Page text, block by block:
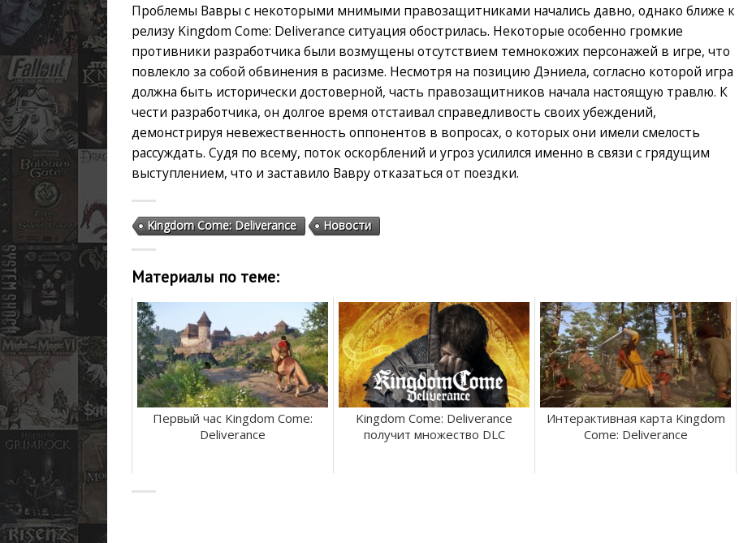
Проблемы Вавры с некоторыми мнимыми правозащитниками начались давно, однако ближе к
релизу Kingdom Come: Deliverance ситуация обострилась. Некоторые особенно громкие
противники разработчика были возмущены отсутствием темнокожих персонажей в игре, что
повлекло за собой обвинения в расизме. Несмотря на позицию Дэниела, согласно которой игра
должна быть исторически достоверной, часть правозащитников начала настоящую травлю. К
чести разработчика, он долгое время отстаивал справедливость своих убеждений,
демонстрируя невежественность оппонентов в вопросах, о которых они имели смелость
рассуждать. Судя по всему, поток оскорблений и угроз усилился именно в связи с грядущим
выступлением, что и заставило Вавру отказаться от поездки.
Kingdom Come: Deliverance Новости
Материалы по теме:
Первый час Kingdom Come:
Deliverance
Kingdom Come: Deliverance
получит множество DLC
Интерактивная карта Kingdom
Come: Deliverance